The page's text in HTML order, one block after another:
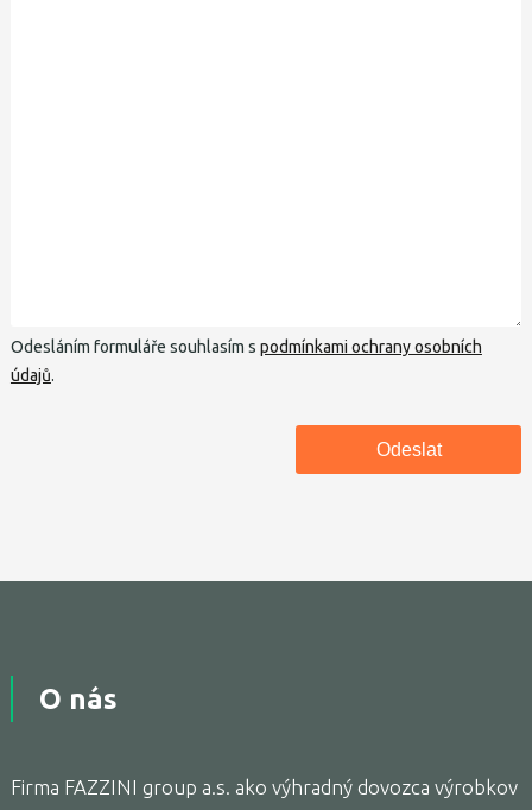
Odesláním formuláře souhlasím s podmínkami ochrany osobních
údajů.
O nás
Firma FAZZINI group a.s. ako výhradný dovozca výrobkov